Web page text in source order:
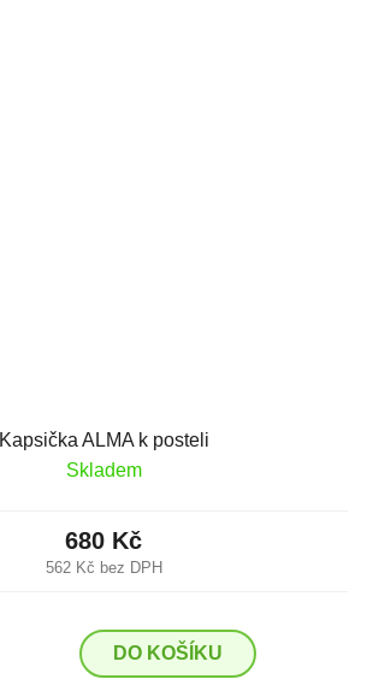
Kapsička ALMA k posteli
Skladem
562 Kč bez DPH
680 Kč
DO KOŠÍKU